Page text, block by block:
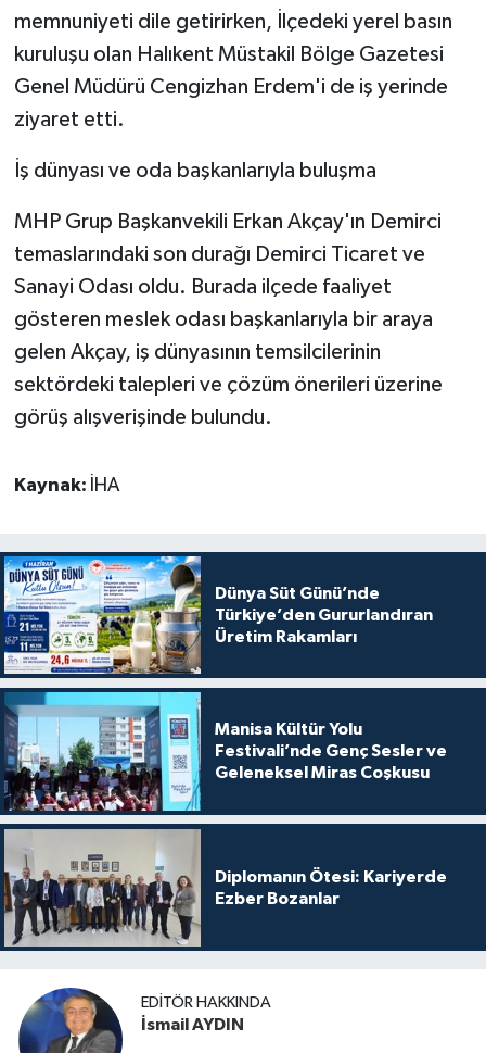
memnuniyeti dile getirirken, İlçedeki yerel basın
kuruluşu olan Halıkent Müstakil Bölge Gazetesi
Genel Müdürü Cengizhan Erdem'i de iş yerinde
ziyaret etti.
İş dünyası ve oda başkanlarıyla buluşma
MHP Grup Başkanvekili Erkan Akçay'ın Demirci
temaslarındaki son durağı Demirci Ticaret ve
Sanayi Odası oldu. Burada ilçede faaliyet
gösteren meslek odası başkanlarıyla bir araya
gelen Akçay, iş dünyasının temsilcilerinin
sektördeki talepleri ve çözüm önerileri üzerine
görüş alışverişinde bulundu.
Kaynak: İHA
Dünya Süt Günü’nde
Türkiye’den Gururlandıran
Üretim Rakamları
Manisa Kültür Yolu
Festivali’nde Genç Sesler ve
Geleneksel Miras Coşkusu
Diplomanın Ötesi: Kariyerde
Ezber Bozanlar
EDITÖR HAKKINDA
İsmail AYDIN